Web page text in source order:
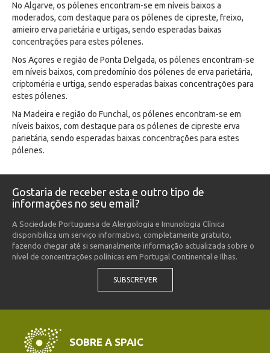
No Algarve, os pólenes encontram-se em níveis baixos a
moderados, com destaque para os pólenes de cipreste, freixo,
amieiro erva parietária e urtigas, sendo esperadas baixas
concentrações para estes pólenes.
Nos Açores e região de Ponta Delgada, os pólenes encontram-se
em níveis baixos, com predomínio dos pólenes de erva parietária,
criptoméria e urtiga, sendo esperadas baixas concentrações para
estes pólenes.
Na Madeira e região do Funchal, os pólenes encontram-se em
níveis baixos, com destaque para os pólenes de cipreste erva
parietária, sendo esperadas baixas concentrações para estes
pólenes.
Gostaria de receber esta e outro tipo de
informações no seu email?
A Sociedade Portuguesa de Alergologia e Imunologia Clínica
disponibiliza um serviço informativo, completamente gratuito,
fazendo chegar até si semanalmente informação actualizada sobre o
nível de concentrações polínicas em Portugal Continental e Ilhas.
SUBSCREVER
SOBRE A SPAIC